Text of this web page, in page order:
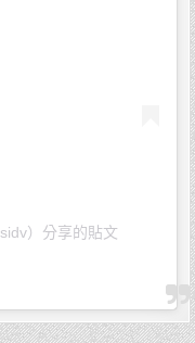
）分享的貼文